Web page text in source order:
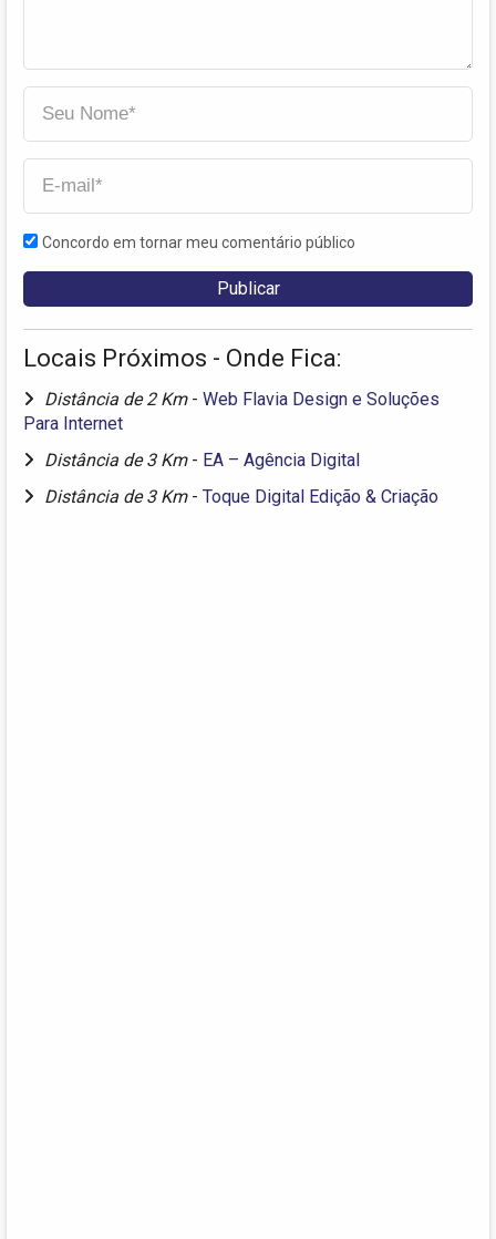
Concordo em tornar meu comentário público
Locais Próximos - Onde Fica:
Distância de 2 Km - Web Flavia Design e Soluções
Para Internet
Distância de 3 Km - EA – Agência Digital
Distância de 3 Km - Toque Digital Edição & Criação